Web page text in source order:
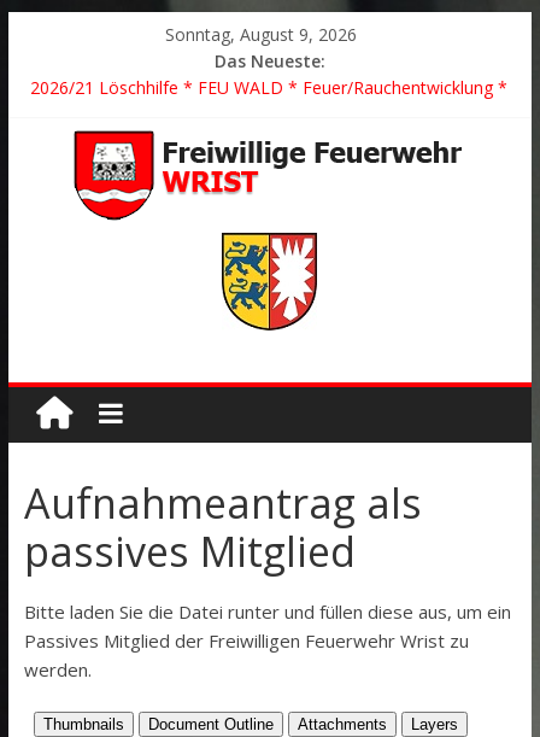
Sonntag, August 9, 2026
Das Neueste:
2026/21 Löschhilfe * FEU WALD * Feuer/Rauchentwicklung *
2026/24 * TH G Y * PKW überschlagen *
2026/23 TH K Y * Person in festsitzendem Aufzug *
2026/22 TH Y * VU * 1 Person klemmt * Hingstheide
Der schönste Einsatz des Jahres 2026
Aufnahmeantrag als
passives Mitglied
Bitte laden Sie die Datei runter und füllen diese aus, um ein
Passives Mitglied der Freiwilligen Feuerwehr Wrist zu
werden.